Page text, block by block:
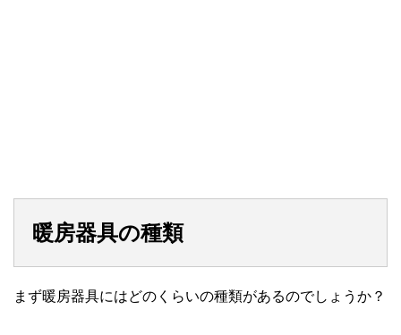
暖房器具の種類
まず暖房器具にはどのくらいの種類があるのでしょうか？